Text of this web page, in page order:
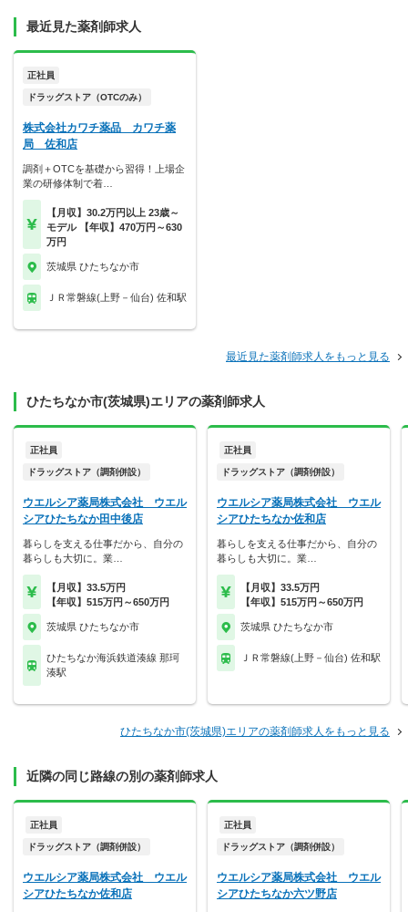
最近見た薬剤師求人
正社員
ドラッグストア（OTCのみ）
株式会社カワチ薬品 カワチ薬
局 佐和店
調剤＋OTCを基礎から習得！上場企
業の研修体制で着…
【月収】30.2万円以上 23歳～
モデル 【年収】470万円～630
万円
茨城県 ひたちなか市
ＪＲ常磐線(上野－仙台) 佐和駅
最近見た薬剤師求人をもっと見る
ひたちなか市(茨城県)エリアの薬剤師求人
正社員
ドラッグストア（調剤併設）
ウエルシア薬局株式会社 ウエル
シアひたちなか田中後店
暮らしを支える仕事だから、自分の
暮らしも大切に。業…
【月収】33.5万円
【年収】515万円～650万円
茨城県 ひたちなか市
ひたちなか海浜鉄道湊線 那珂
湊駅
正社員
ドラッグストア（調剤併設）
ウエルシア薬局株式会社 ウエル
シアひたちなか佐和店
暮らしを支える仕事だから、自分の
暮らしも大切に。業…
【月収】33.5万円
【年収】515万円～650万円
茨城県 ひたちなか市
ＪＲ常磐線(上野－仙台) 佐和駅
ひたちなか市(茨城県)エリアの薬剤師求人をもっと見る
近隣の同じ路線の別の薬剤師求人
正社員
ドラッグストア（調剤併設）
ウエルシア薬局株式会社 ウエル
シアひたちなか佐和店
正社員
ドラッグストア（調剤併設）
ウエルシア薬局株式会社 ウエル
シアひたちなか六ツ野店